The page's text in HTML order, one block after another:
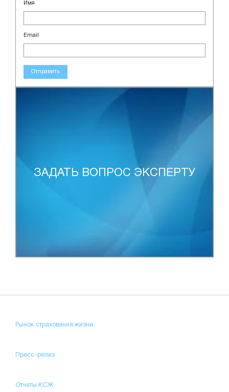
Имя
Email
Отправить
ЗАДАТЬ ВОПРОС ЭКСПЕРТУ
Рынок страхования жизни
Пресс-релиз
Отчеты КСЖ